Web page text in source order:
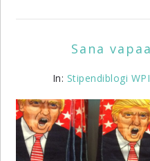
Sana
In: Stipendiblogi WPI